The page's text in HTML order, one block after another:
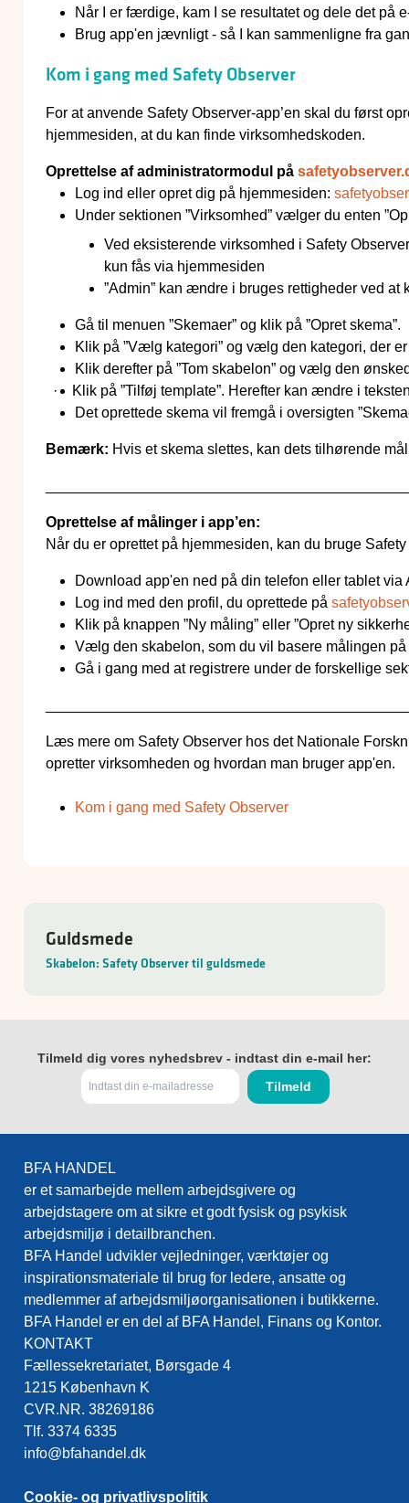
Guldsmede
Skabelon: Safety Observer til guldsmede
Når I er færdige, kam I se resultatet og dele det på
Brug app'en jævnligt - så I kan sammenligne fra
Kom i gang med Safety Observer
For at anvende Safety Observer-app’en skal du først
hjemmesiden, at du kan finde virksomhedskoden.
Oprettelse af administratormodul på
Log ind eller opret dig på hjemmesiden:
Under sektionen ”Virksomhed” vælger du enten
Ved eksisterende virksomhed i Safety
kun fås via hjemmesiden
”Admin” kan ændre i bruges rettigheder ved at
Gå til menuen ”Skemaer” og klik på ”Opret skema”.
Klik på ”Vælg kategori” og vælg den kategori, der
Klik derefter på ”Tom skabelon” og vælg den
·
Klik på ”Tilføj template”. Herefter kan ændre i
Det oprettede skema vil fremgå i oversigten
Bemærk: Hvis et skema slettes, kan dets tilhørende
Oprettelse af målinger i app’en:
Når du er oprettet på hjemmesiden, kan du bruge
Download app'en ned på din telefon eller tablet via
Log ind med den profil, du oprettede på
Klik på knappen ”Ny måling” eller ”Opret ny
Vælg den skabelon, som du vil basere målingen på
Gå i gang med at registrere under de forskellige
Læs mere om Safety Observer hos det Nationale
opretter virksomheden og hvordan man bruger app'en.
Kom i gang med Safety Observer
Tilmeld dig vores nyhedsbrev - indtast din e-mail her:
BFA HANDEL
er et samarbejde mellem arbejdsgivere og
arbejdstagere om at sikre et godt fysisk og psykisk
arbejdsmiljø i detailbranchen.
BFA Handel udvikler vejledninger, værktøjer og
inspirationsmateriale til brug for ledere, ansatte og
medlemmer af arbejdsmiljøorganisationen i butikkerne.
BFA Handel er en del af BFA Handel, Finans og Kontor.
KONTAKT
Fællessekretariatet, Børsgade 4
1215 København K
CVR.NR. 38269186
Tlf. 3374 6335
info@bfahandel.dk
Cookie- og privatlivspolitik